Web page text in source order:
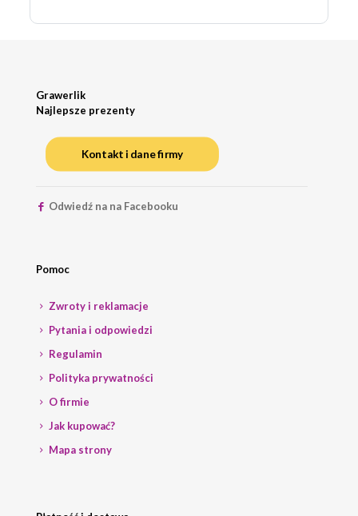
Grawerlik
Najlepsze prezenty
Kontakt i dane firmy
Odwiedź na na Facebooku
Pomoc
Zwroty i reklamacje
Pytania i odpowiedzi
Regulamin
Polityka prywatności
O firmie
Jak kupować?
Mapa strony